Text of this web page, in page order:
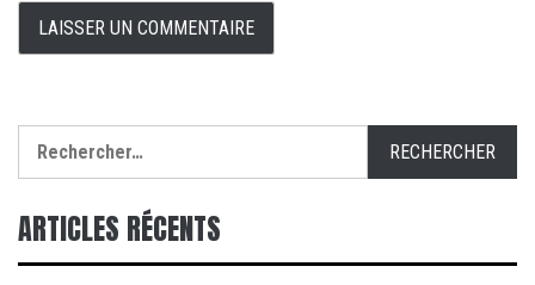
ARTICLES RÉCENTS